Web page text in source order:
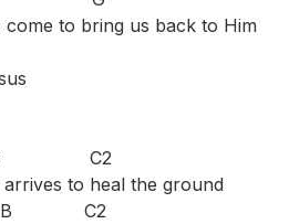
come to bring us back to Him
B C2
to heal the ground
B C2